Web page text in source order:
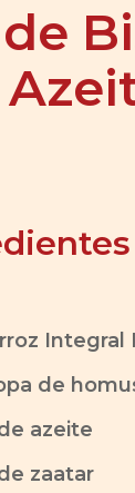
Integral
de
azeite
zaatar